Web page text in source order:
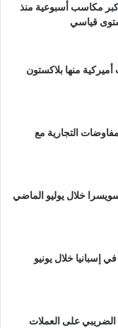
مكاسب أسبوعية منذ
منها بلاكستون
التجارية مع
خلال يوليو الماضي
إسبانيا خلال يونيو
الضريبي على العملات